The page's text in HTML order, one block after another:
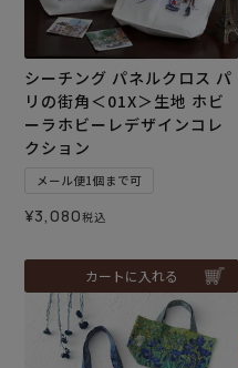
シーチング パネルクロス パ
リの街角＜01X＞生地 ホビ
ーラホビーレデザインコレ
クション
メール便1個まで可
¥3,080税込
カートに入れる